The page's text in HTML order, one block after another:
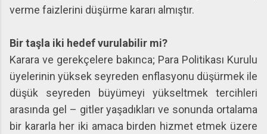
verme faizlerini düşürme kararı almıştır.
Bir taşla iki hedef vurulabilir mi?
Karara ve gerekçelere bakınca; Para Politikası Kurulu
üyelerinin yüksek seyreden enflasyonu düşürmek ile
düşük seyreden büyümeyi yükseltmek tercihleri
arasında gel – gitler yaşadıkları ve sonunda ortalama
bir kararla her iki amaca birden hizmet etmek üzere